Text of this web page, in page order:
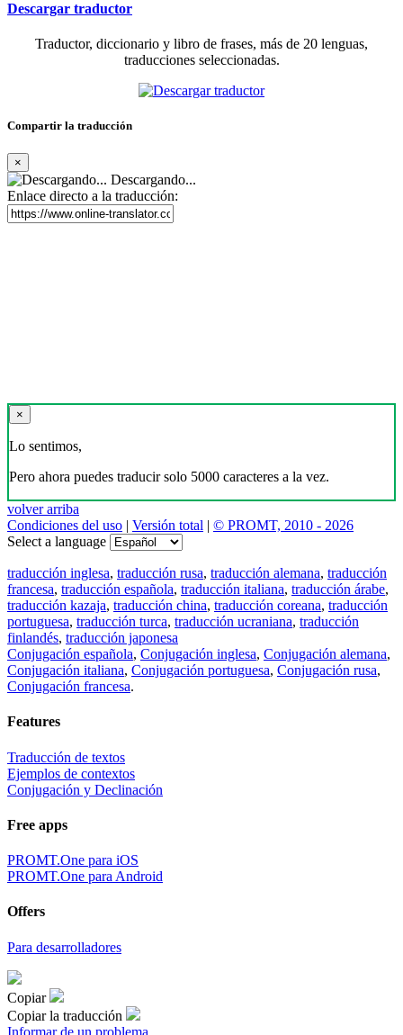
Descargar traductor
Traductor, diccionario y libro de frases, más de 20 lenguas,
traducciones seleccionadas.
Compartir la traducción
×
Descargando...
Enlace directo a la traducción:
×
Lo sentimos,
Pero ahora puedes traducir solo 5000 caracteres a la vez.
volver arriba
Condiciones del uso | Versión total | © PROMT, 2010 - 2026
Select a language
traducción inglesa, traducción rusa, traducción alemana, traducción
francesa, traducción española, traducción italiana, traducción árabe,
traducción kazaja, traducción china, traducción coreana, traducción
portuguesa, traducción turca, traducción ucraniana, traducción
finlandés, traducción japonesa
Conjugación española, Conjugación inglesa, Conjugación alemana,
Conjugación italiana, Conjugación portuguesa, Conjugación rusa,
Conjugación francesa.
Features
Traducción de textos
Ejemplos de contextos
Conjugación y Declinación
Free apps
PROMT.One para iOS
PROMT.One para Android
Offers
Para desarrolladores
Copiar
Copiar la traducción
Informar de un problema